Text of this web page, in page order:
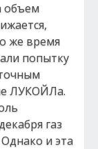
объем
же время
попытку
ЛУКОЙЛа.
газ
и эта